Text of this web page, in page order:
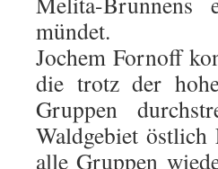
mündet.
Jochem Fornoff
die trotz der
Gruppen
Waldgebiet östlich
alle Gruppen